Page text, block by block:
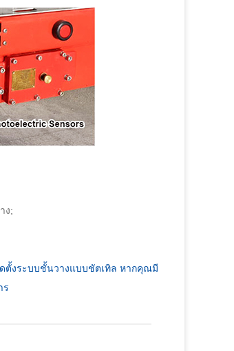
ง;
ตั้งระบบชั้นวางแบบชัตเทิล หากคุณมี
ร